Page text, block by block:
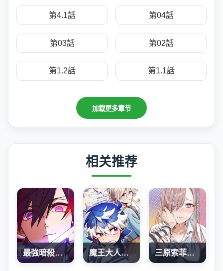
第4.1話 第04話
第03話 第02話
第1.2話 第1.1話
加载更多章节
相关推荐
最強暗殺者異世界轉移 魔王大人、再再再续前缘！ 三原索菲亞才不可怕呢